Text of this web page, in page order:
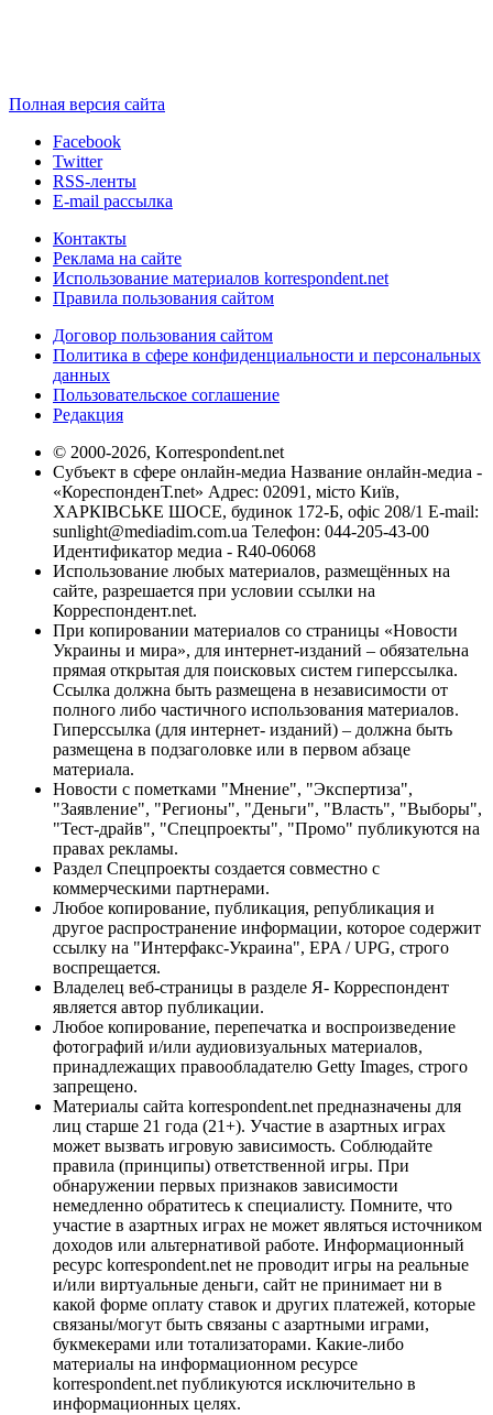
Полная версия сайта
Facebook
Twitter
RSS-ленты
E-mail рассылка
Контакты
Реклама на сайте
Использование материалов korrespondent.net
Правила пользования сайтом
Договор пользования сайтом
Политика в сфере конфиденциальности и персональных
данных
Пользовательское соглашение
Редакция
© 2000-2026, Korrespondent.net
Субъект в сфере онлайн-медиа Название онлайн-медиа -
«КореспонденТ.net» Адрес: 02091, місто Київ,
ХАРКІВСЬКЕ ШОСЕ, будинок 172-Б, офіс 208/1 E-mail:
sunlight@mediadim.com.ua Телефон: 044-205-43-00
Идентификатор медиа - R40-06068
Использование любых материалов, размещённых на
сайте, разрешается при условии ссылки на
Корреспондент.net.
При копировании материалов со страницы «Новости
Украины и мира», для интернет-изданий – обязательна
прямая открытая для поисковых систем гиперссылка.
Ссылка должна быть размещена в независимости от
полного либо частичного использования материалов.
Гиперссылка (для интернет- изданий) – должна быть
размещена в подзаголовке или в первом абзаце
материала.
Новости с пометками "Мнение", "Экспертиза",
"Заявление", "Регионы", "Деньги", "Власть", "Выборы",
"Тест-драйв", "Спецпроекты", "Промо" публикуются на
правах рекламы.
Раздел Спецпроекты создается совместно с
коммерческими партнерами.
Любое копирование, публикация, републикация и
другое распространение информации, которое содержит
ссылку на "Интерфакс-Украина", EPA / UPG, строго
воспрещается.
Владелец веб-страницы в разделе Я- Корреспондент
является автор публикации.
Любое копирование, перепечатка и воспроизведение
фотографий и/или аудиовизуальных материалов,
принадлежащих правообладателю Getty Images, строго
запрещено.
Материалы сайта korrespondent.net предназначены для
лиц старше 21 года (21+). Участие в азартных играх
может вызвать игровую зависимость. Соблюдайте
правила (принципы) ответственной игры. При
обнаружении первых признаков зависимости
немедленно обратитесь к специалисту. Помните, что
участие в азартных играх не может являться источником
доходов или альтернативой работе. Информационный
ресурс korrespondent.net не проводит игры на реальные
и/или виртуальные деньги, сайт не принимает ни в
какой форме оплату ставок и других платежей, которые
связаны/могут быть связаны с азартными играми,
букмекерами или тотализаторами. Какие-либо
материалы на информационном ресурсе
korrespondent.net публикуются исключительно в
информационных целях.